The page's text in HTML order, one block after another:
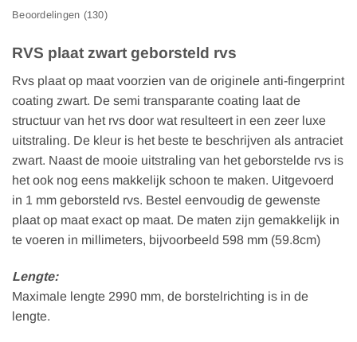
Beoordelingen (130)
RVS plaat zwart geborsteld rvs
Rvs plaat op maat voorzien van de originele anti-fingerprint
coating zwart. De semi transparante coating laat de
structuur van het rvs door wat resulteert in een zeer luxe
uitstraling. De kleur is het beste te beschrijven als antraciet
zwart. Naast de mooie uitstraling van het geborstelde rvs is
het ook nog eens makkelijk schoon te maken. Uitgevoerd
in 1 mm geborsteld rvs. Bestel eenvoudig de gewenste
plaat op maat exact op maat. De maten zijn gemakkelijk in
te voeren in millimeters, bijvoorbeeld 598 mm (59.8cm)
Lengte:
Maximale lengte 2990 mm, de borstelrichting is in de
lengte.